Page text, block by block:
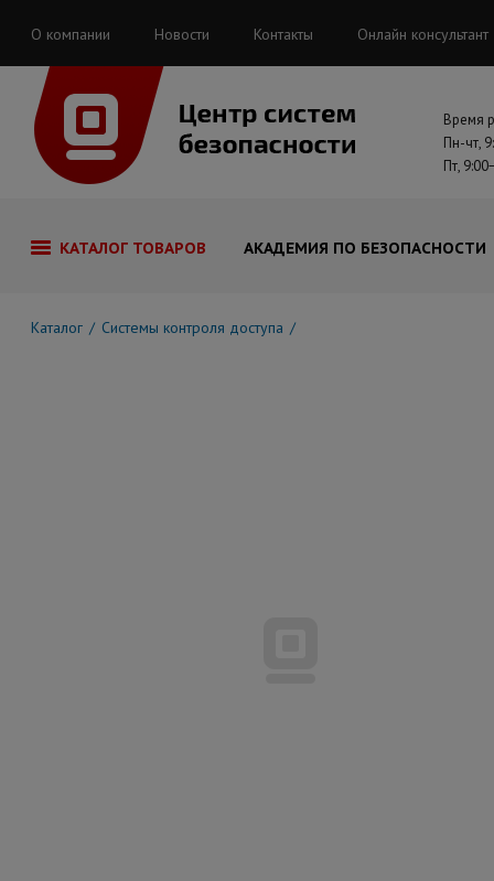
О компании Новости Контакты Онлайн консультант
Время
Пн-чт,
Пт,
КАТАЛОГ ТОВАРОВ АКАДЕМИЯ ПО БЕЗОПАСНОСТИ
Каталог Системы контроля доступа